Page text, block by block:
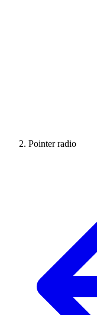
Pointer radio